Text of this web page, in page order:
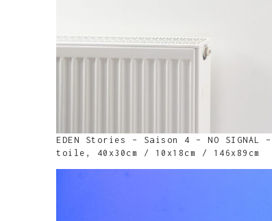
EDEN Stories – Saison 4 – NO
toile, 40x30cm / 10x18cm / 146x89cm